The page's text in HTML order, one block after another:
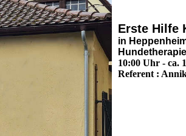
Erste Hilfe
in
10:00 Uhr - ca.
Referent :